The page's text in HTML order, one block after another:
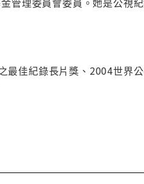
最佳紀錄長片獎、2004世界